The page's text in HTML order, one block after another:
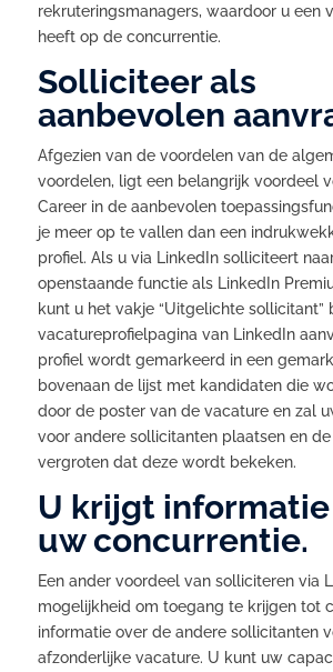
rekruteringsmanagers, waardoor u een
heeft op de concurrentie.
Solliciteer als
aanbevolen
Afgezien van de voordelen van de
voordelen, ligt een belangrijk voordeel
Career in de aanbevolen
je meer op te vallen dan een
profiel. Als u via LinkedIn solliciteert
openstaande functie als LinkedIn
kunt u het vakje “Uitgelichte sollicitant”
vacatureprofielpagina van LinkedIn
profiel wordt gemarkeerd in een
bovenaan de lijst met kandidaten die
door de poster van de vacature en zal
voor andere sollicitanten plaatsen en
vergroten dat deze wordt bekeken.
U krijgt
uw concurrentie.
Een ander voordeel van solliciteren via
mogelijkheid om toegang te krijgen tot
informatie over de andere sollicitanten
afzonderlijke vacature. U kunt uw